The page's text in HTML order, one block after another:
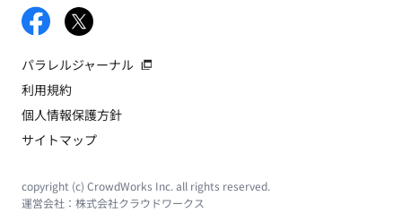
パラレルジャーナル
利用規約
個人情報保護方針
サイトマップ
copyright (c) CrowdWorks Inc. all rights reserved.
運営会社： 株式会社クラウドワークス